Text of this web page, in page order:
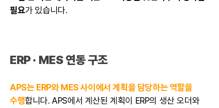
필요가 있습니다.
ERP · MES 연동 구조
APS는 ERP와 MES 사이에서 계획을 담당하는 역할을
수행합니다. APS에서 계산된 계획이 ERP의 생산 오더와